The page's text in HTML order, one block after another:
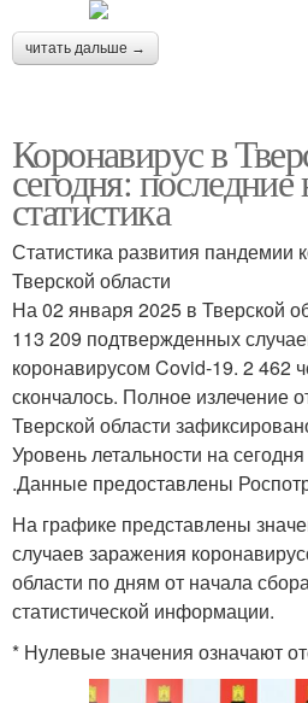
читать дальше →
Коронавирус в
сегодня:
статистика
Статистика развития пандемии
Тверской области
На 02 января 2025 в Тверской
113 209 подтвержденных
коронавирусом Covid-19. 2 462
скончалось. Полное излечение
Тверской области
Уровень летальности на
.Данные предоставлены
На графике представлены
случаев заражения
области по дням от начала
статистической информации.
* Нулевые значения означают